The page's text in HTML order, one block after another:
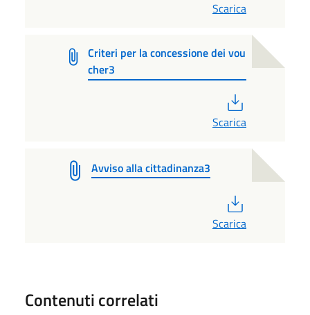
Scarica
Criteri per la concessione dei vou
cher3
Scarica
Avviso alla cittadinanza3
Scarica
Contenuti correlati